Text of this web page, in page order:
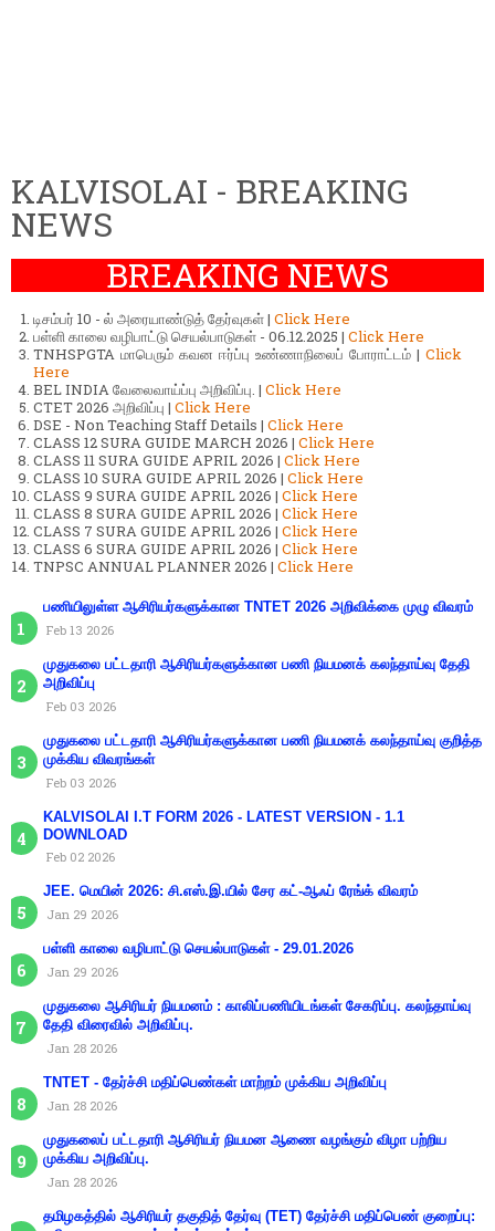
KALVISOLAI - BREAKING
NEWS
BREAKING NEWS
டிசம்பர் 10 - ல் அரையாண்டுத் தேர்வுகள் | Click Here
பள்ளி காலை வழிபாட்டு செயல்பாடுகள் - 06.12.2025 | Click Here
TNHSPGTA மாபெரும் கவன ஈர்ப்பு உண்ணாநிலைப் போராட்டம் | Click
Here
BEL INDIA வேலைவாய்ப்பு அறிவிப்பு. | Click Here
CTET 2026 அறிவிப்பு | Click Here
DSE - Non Teaching Staff Details | Click Here
CLASS 12 SURA GUIDE MARCH 2026 | Click Here
CLASS 11 SURA GUIDE APRIL 2026 | Click Here
CLASS 10 SURA GUIDE APRIL 2026 | Click Here
CLASS 9 SURA GUIDE APRIL 2026 | Click Here
CLASS 8 SURA GUIDE APRIL 2026 | Click Here
CLASS 7 SURA GUIDE APRIL 2026 | Click Here
CLASS 6 SURA GUIDE APRIL 2026 | Click Here
TNPSC ANNUAL PLANNER 2026 | Click Here
பணியிலுள்ள ஆசிரியர்களுக்கான TNTET 2026 அறிவிக்கை முழு விவரம்
Feb 13 2026
முதுகலை பட்டதாரி ஆசிரியர்களுக்கான பணி நியமனக் கலந்தாய்வு தேதி
அறிவிப்பு
Feb 03 2026
முதுகலை பட்டதாரி ஆசிரியர்களுக்கான பணி நியமனக் கலந்தாய்வு குறித்த
முக்கிய விவரங்கள்
Feb 03 2026
KALVISOLAI I.T FORM 2026 - LATEST VERSION - 1.1
DOWNLOAD
Feb 02 2026
JEE. மெயின் 2026: சி.எஸ்.இ.யில் சேர கட்-ஆஃப் ரேங்க் விவரம்
Jan 29 2026
பள்ளி காலை வழிபாட்டு செயல்பாடுகள் - 29.01.2026
Jan 29 2026
முதுகலை ஆசிரியர் நியமனம் : காலிப்பணியிடங்கள் சேகரிப்பு. கலந்தாய்வு
தேதி விரைவில் அறிவிப்பு.
Jan 28 2026
TNTET - தேர்ச்சி மதிப்பெண்கள் மாற்றம் முக்கிய அறிவிப்பு
Jan 28 2026
முதுகலைப் பட்டதாரி ஆசிரியர் நியமன ஆணை வழங்கும் விழா பற்றிய
முக்கிய அறிவிப்பு.
Jan 28 2026
தமிழகத்தில் ஆசிரியர் தகுதித் தேர்வு (TET) தேர்ச்சி மதிப்பெண் குறைப்பு: